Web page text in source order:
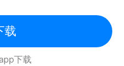
载
下载